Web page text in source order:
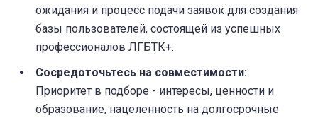
ожидания и процесс подачи заявок для создания
базы пользователей, состоящей из успешных
профессионалов ЛГБТК+.
Сосредоточьтесь на совместимости:
Приоритет в подборе - интересы, ценности и
образование, нацеленность на долгосрочные